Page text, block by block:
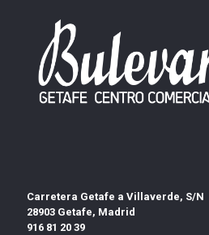
Carretera Getafe a Villaverde, S/N
28903 Getafe, Madrid
916 81 20 39